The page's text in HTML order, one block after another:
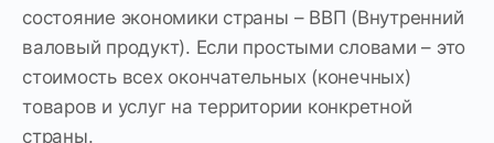
состояние экономики страны – ВВП (Внутренний
валовый продукт). Если простыми словами – это
стоимость всех окончательных (конечных)
товаров и услуг на территории конкретной
страны.